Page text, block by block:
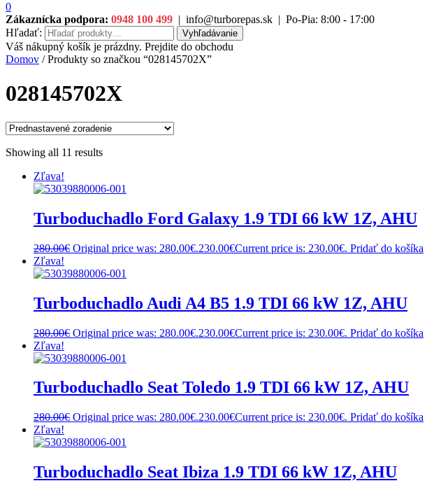
0
Zákaznícka podpora: 0948 100 499 | info@turborepas.sk | Po-Pia: 8:00 - 17:00
Hľadať:
Vyhľadávanie
Váš nákupný košík je prázdny. Prejdite do obchodu
Domov / Produkty so značkou “028145702X”
028145702X
Showing all 11 results
Zľava!
Turboduchadlo Ford Galaxy 1.9 TDI 66 kW 1Z, AHU
280.00€ Original price was: 280.00€.230.00€Current price is: 230.00€. Pridať do košíka
Zľava!
Turboduchadlo Audi A4 B5 1.9 TDI 66 kW 1Z, AHU
280.00€ Original price was: 280.00€.230.00€Current price is: 230.00€. Pridať do košíka
Zľava!
Turboduchadlo Seat Toledo 1.9 TDI 66 kW 1Z, AHU
280.00€ Original price was: 280.00€.230.00€Current price is: 230.00€. Pridať do košíka
Zľava!
Turboduchadlo Seat Ibiza 1.9 TDI 66 kW 1Z, AHU